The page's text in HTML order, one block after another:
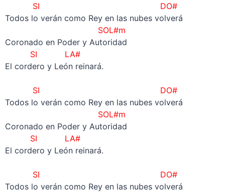
SI
DO#
Todos lo verán como Rey en las nubes volverá
SOL#m
Coronado en Poder y Autoridad
SI LA#
El cordero y León reinará.
SI
DO#
Todos lo verán como Rey en las nubes volverá
SOL#m
Coronado en Poder y Autoridad
SI LA#
El cordero y León reinará.
SI
DO#
Todos lo verán como Rey en las nubes volverá